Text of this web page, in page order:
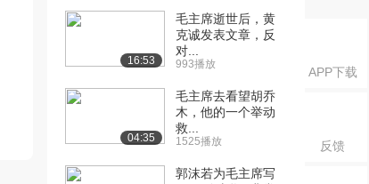
APP下载
反馈
16:53
毛主席逝世后，黄
克诚发表文章，反
对...
993播放
04:35
毛主席去看望胡乔
木，他的一个举动
救...
1525播放
郭沫若为毛主席写